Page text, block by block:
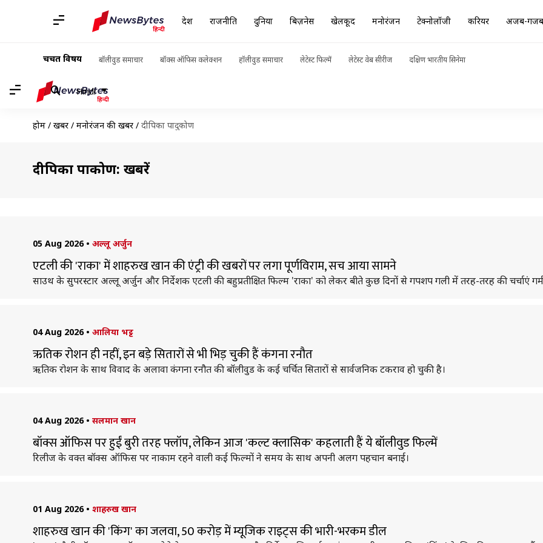
देश राजनीति दुनिया बिज़नेस खेलकूद मनोरंजन टेक्नोलॉजी करियर अजब-गजब
चर्चित विषय बॉलीवुड समाचार बॉक्स ऑफिस कलेक्शन हॉलीवुड समाचार लेटेस्ट फिल्में लेटेस्ट वेब सीरीज दक्षिण भारतीय सिनेमा
Hindi
होम / खबरें / मनोरंजन की खबरें / दीपिका पादुकोण
दीपिका पादुकोण: खबरें
05 Aug 2026 • अल्लू अर्जुन
एटली की 'राका' में शाहरुख खान की एंट्री की खबरों पर लगा पूर्णविराम, सच आया सामने
साउथ के सुपरस्टार अल्लू अर्जुन और निर्देशक एटली की बहुप्रतीक्षित फिल्म 'राका' को लेकर बीते कुछ दिनों से गपशप गली में तरह-तरह की चर्चाएं
04 Aug 2026 • आलिया भट्ट
ऋतिक रोशन ही नहीं, इन बड़े सितारों से भी भिड़ चुकी हैं कंगना रनौत
ऋतिक रोशन के साथ विवाद के अलावा कंगना रनौत की बॉलीवुड के कई चर्चित सितारों से सार्वजनिक टकराव हो चुकी है।
04 Aug 2026 • सलमान खान
बॉक्स ऑफिस पर हुईं बुरी तरह फ्लॉप, लेकिन आज 'कल्ट क्लासिक' कहलाती हैं ये बॉलीवुड फिल्में
रिलीज के वक्त बॉक्स ऑफिस पर नाकाम रहने वाली कई फिल्मों ने समय के साथ अपनी अलग पहचान बनाई।
01 Aug 2026 • शाहरुख खान
शाहरुख खान की 'किंग' का जलवा, 50 करोड़ में म्यूजिक राइट्स की भारी-भरकम डील